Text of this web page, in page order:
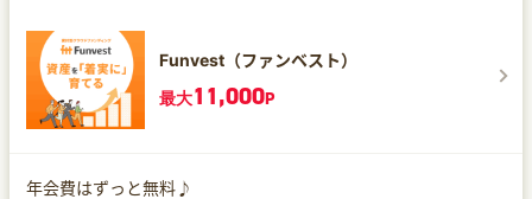
Funvest（ファンベスト）
最大11,000P
年会費はずっと無料♪